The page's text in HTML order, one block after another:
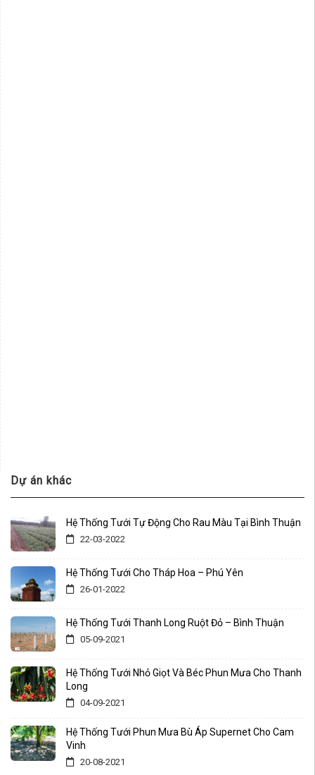
Dự án khác
Hệ Thống Tưới Tự Động Cho Rau Màu Tại Bình Thuận
22-03-2022
Hệ Thống Tưới Cho Tháp Hoa – Phú Yên
26-01-2022
Hệ Thống Tưới Thanh Long Ruột Đỏ – Bình Thuận
05-09-2021
Hệ Thống Tưới Nhỏ Giọt Và Béc Phun Mưa Cho Thanh
Long
04-09-2021
Hệ Thống Tưới Phun Mưa Bù Áp Supernet Cho Cam
Vinh
20-08-2021